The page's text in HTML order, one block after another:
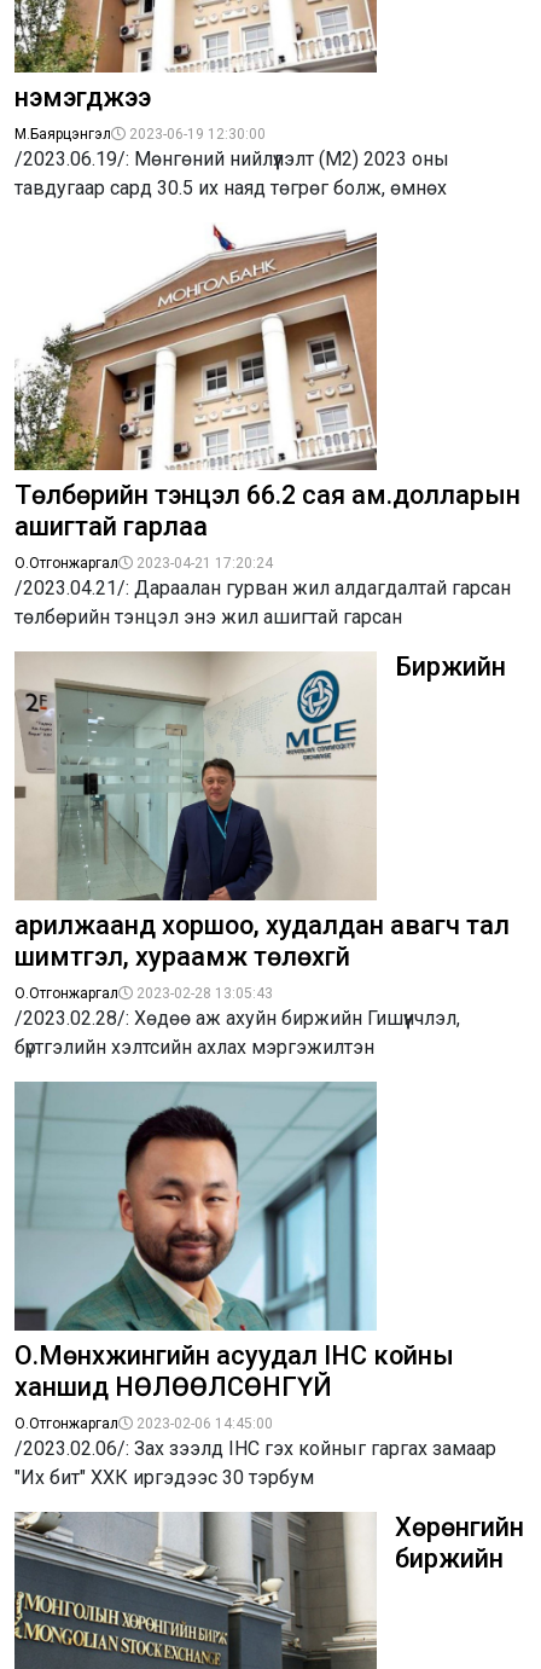
нэмэгджээ
М.Баярцэнгэл 2023-06-19 12:30:00
/2023.06.19/: Мөнгөний нийлүүлэлт (М2) 2023 оны
тавдугаар сард 30.5 их наяд төгрөг болж, өмнөх
Төлбөрийн тэнцэл 66.2 сая ам.долларын
ашигтай гарлаа
О.Отгонжаргал 2023-04-21 17:20:24
/2023.04.21/: Дараалан гурван жил алдагдалтай гарсан
төлбөрийн тэнцэл энэ жил ашигтай гарсан
Биржийн
арилжаанд хоршоо, худалдан авагч тал
шимтгэл, хураамж төлөхгүй
О.Отгонжаргал 2023-02-28 13:05:43
/2023.02.28/: Хөдөө аж ахуйн биржийн Гишүүнчлэл,
бүртгэлийн хэлтсийн ахлах мэргэжилтэн
О.Мөнхжингийн асуудал IHC койны
ханшид НӨЛӨӨЛСӨНГҮЙ
О.Отгонжаргал 2023-02-06 14:45:00
/2023.02.06/: Зах зээлд IHC гэх койныг гаргах замаар
"Их бит" ХХК иргэдээс 30 тэрбум
Хөрөнгийн
биржийн